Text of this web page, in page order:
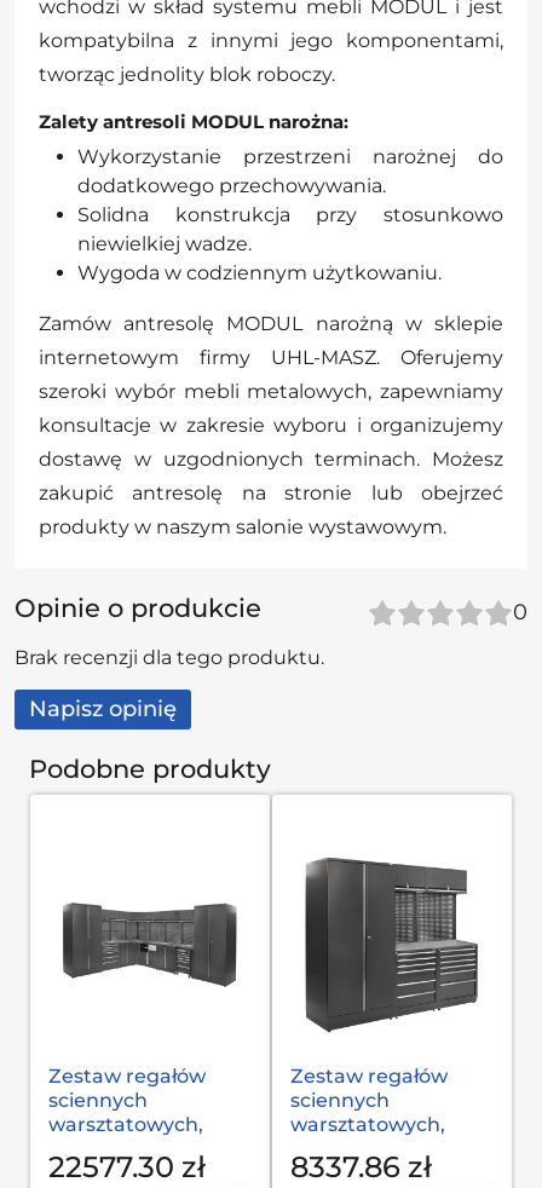
wchodzi w skład systemu mebli MODUL i jest
kompatybilna z innymi jego komponentami,
tworząc jednolity blok roboczy.
Zalety antresoli MODUL narożna:
Wykorzystanie przestrzeni narożnej do
dodatkowego przechowywania.
Solidna konstrukcja przy stosunkowo
niewielkiej wadze.
Wygoda w codziennym użytkowaniu.
Zamów antresolę MODUL narożną w sklepie
internetowym firmy UHL-MASZ. Oferujemy
szeroki wybór mebli metalowych, zapewniamy
konsultacje w zakresie wyboru i organizujemy
dostawę w uzgodnionych terminach. Możesz
zakupić antresolę na stronie lub obejrzeć
produkty w naszym salonie wystawowym.
Opinie o produkcie 0
Brak recenzji dla tego produktu.
Napisz opinię
Podobne produkty
Zestaw regałów
sciennych
warsztatowych,
С-08-002 S op
22577.30 zł
Zestaw regałów
sciennych
warsztatowych,
L-03-001 G(2,0) op
8337.86 zł